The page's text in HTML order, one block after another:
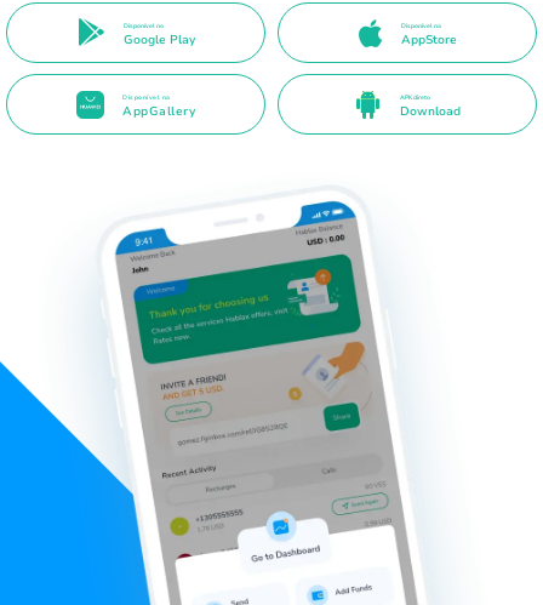
Disponível no
Google Play
Disponível na
AppStore
Disponível na
AppGallery
APK direto
Download